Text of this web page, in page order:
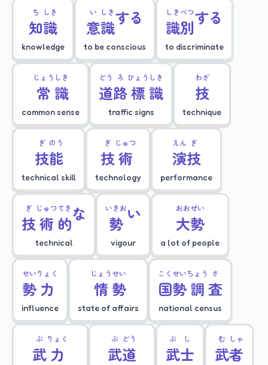
知
ち
識
しき
knowledge
意
い
識
しき する
to be conscious
識
しき
別
べつする
to discriminate
常
じょう
識
しき
common sense
道
どう
路
ろ
標
ひょう
識
しき
traffic signs
技
わざ
technique
技
ぎ
能
のう
technical skill
技
ぎ
術
じゅつ
technology
演
えん
技
ぎ
performance
技
ぎ
術
じゅつ
的
てき な
technical
勢
いきおい
vigour
大
おお
勢
ぜい
a lot of people
勢
せい
力
りょく
influence
情
じょう
勢
せい
state of affairs
国
こく
勢
せい
調
ちょう
査
さ
national census
武
ぶ
力
りょく
武
ぶ
道
どう
武
ぶ
士
し
武
む
者
しゃ